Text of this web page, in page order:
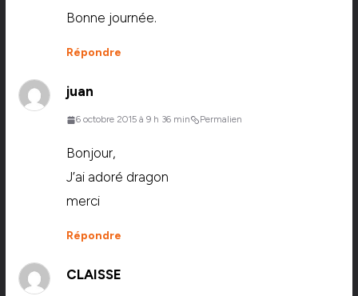
Bonne journée.
Répondre
juan
6 octobre 2015 à 9 h 36 min Permalien
Bonjour,
J’ai adoré dragon
merci
Répondre
CLAISSE